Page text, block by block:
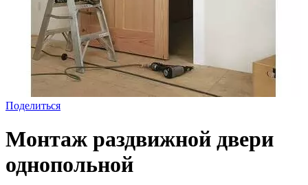
Поделиться
Монтаж раздвижной двери
однопольной